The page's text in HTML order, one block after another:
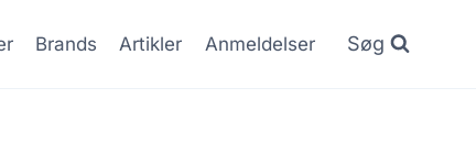
Brands Artikler Anmeldelser Søg